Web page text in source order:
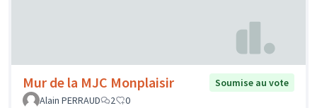
Mur de la MJC Monplaisir
Soumise au vote
Alain PERRAUD
2 0